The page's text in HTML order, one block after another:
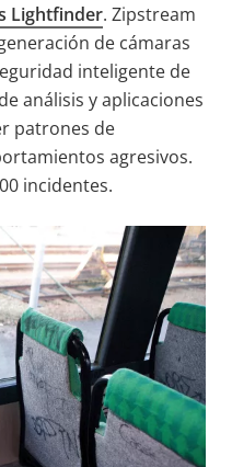
Lightfinder. Zipstream
de cámaras
inteligente de
análisis y aplicaciones
patrones de
agresivos.
incidentes.